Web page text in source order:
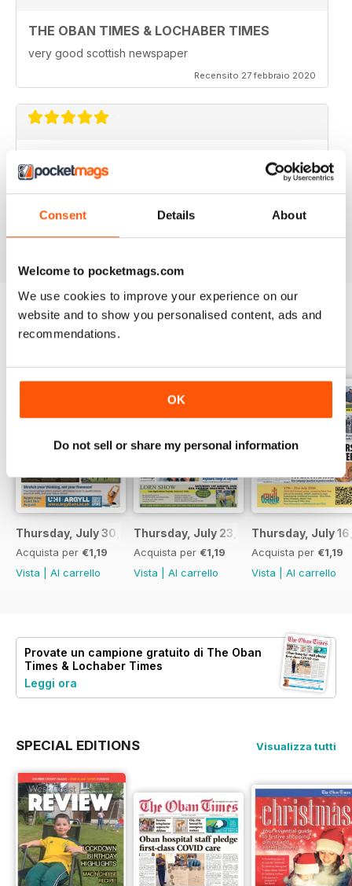
Consent Details About
Welcome to pocketmags.com
We use cookies to improve your experience on our
website and to show you personalised content, ads and
recommendations.
OK
Do not sell or share my personal information
THE OBAN TIMES & LOCHABER TIMES
very good scottish newspaper
Recensito 27 febbraio 2020
THE OBAN TIMES & LOCHABER TIMES
Keeps people all over the world in touch with Oban
and the rest of the West Highlands. Be good to know
the reader spread.
EDIZIONI INDIETRO
Thursday, July 30, 2026
Acquista per €1,19
Vista
Al carrello
Thursday, July 23, 2026
Acquista per €1,19
Vista
Al carrello
Thursday, July
Acquista per €1,19
Vista
Al carrello
Provate un campione gratuito di The Oban
Times & Lochaber Times
Leggi ora
SPECIAL EDITIONS Visualizza tutti